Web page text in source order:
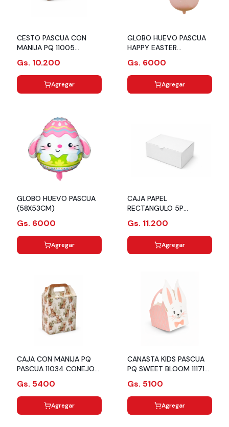
CESTO PASCUA CON
MANIJA PQ 11005
Gs. 10.200
Agregar
GLOBO HUEVO PASCUA
HAPPY EASTER
Gs. 6000
Agregar
GLOBO HUEVO PASCUA
(58X53CM)
Gs. 6000
Agregar
CAJA PAPEL
RECTANGULO 5P
Gs. 11.200
Agregar
CAJA CON MANIJA PQ
PASCUA 11034 CONEJO
Gs. 5400
Agregar
CANASTA KIDS PASCUA
PQ SWEET BLOOM 11171
Gs. 5100
Agregar